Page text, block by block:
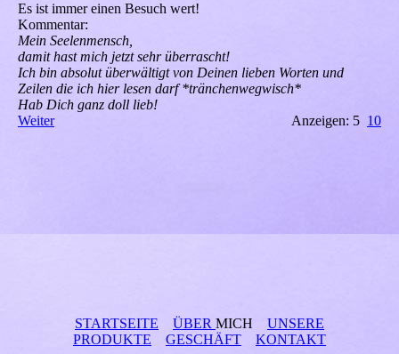
Es ist immer einen Besuch wert!
Kommentar:
Mein Seelenmensch,
damit hast mich jetzt sehr überrascht!
Ich bin absolut überwältigt von Deinen lieben Worten und
Zeilen die ich hier lesen darf *tränchenwegwisch*
Hab Dich ganz doll lieb!
Weiter
Anzeigen: 5 10
STARTSEITE ÜBER MICH UNSERE
PRODUKTE
GESCHÄFT KONTAKT